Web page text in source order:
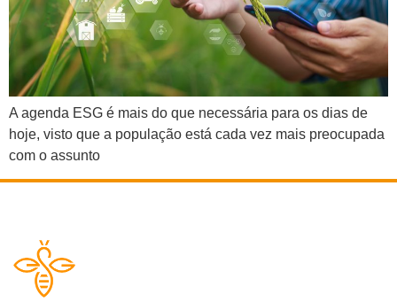
A agenda ESG é mais do que necessária para os dias de
hoje, visto que a população está cada vez mais preocupada
com o assunto